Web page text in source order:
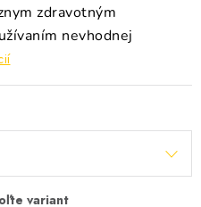
zdravotným
nevhodnej